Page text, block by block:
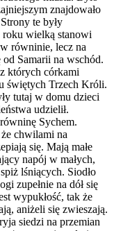
znajdowało
te były
roku wielką stanowi
równinie, lecz na
Samarii na wschód.
których córkami
świętych Trzech Króli.
tutaj w domu dzieci
udzielił.
Sychem.
chwilami na
się. Mają małe
napój w małych,
lśniących. Siodło
zupełnie na dół się
wypukłość, tak że
aniżeli się zwieszają.
siedzi na przemian